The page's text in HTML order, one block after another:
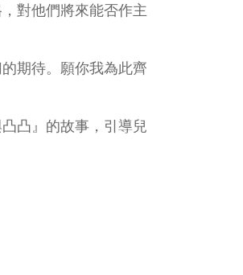
對他們將來能否作主
期待。願你我為此齊
凸』的故事，引導兒